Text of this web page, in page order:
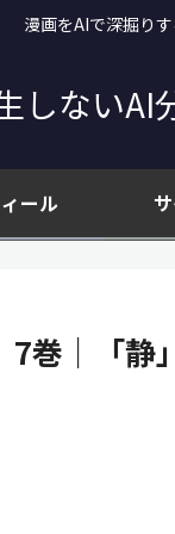
漫画をAIで深掘りす
しないAI
ール
7巻｜「静